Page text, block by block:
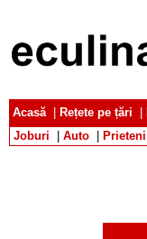
Acasă| Rețete pe țări
Joburi
Auto Prieteni